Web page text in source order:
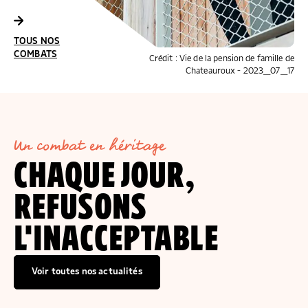
Crédit : Vie de la pension de famille de
Chateauroux - 2023_07_17
TOUS NOS
COMBATS
Crédit : Pierre Faure
TOUS NOS
Un combat en héritage
CHAQUE JOUR,
REFUSONS
L'INACCEPTABLE
Voir toutes nos actualités